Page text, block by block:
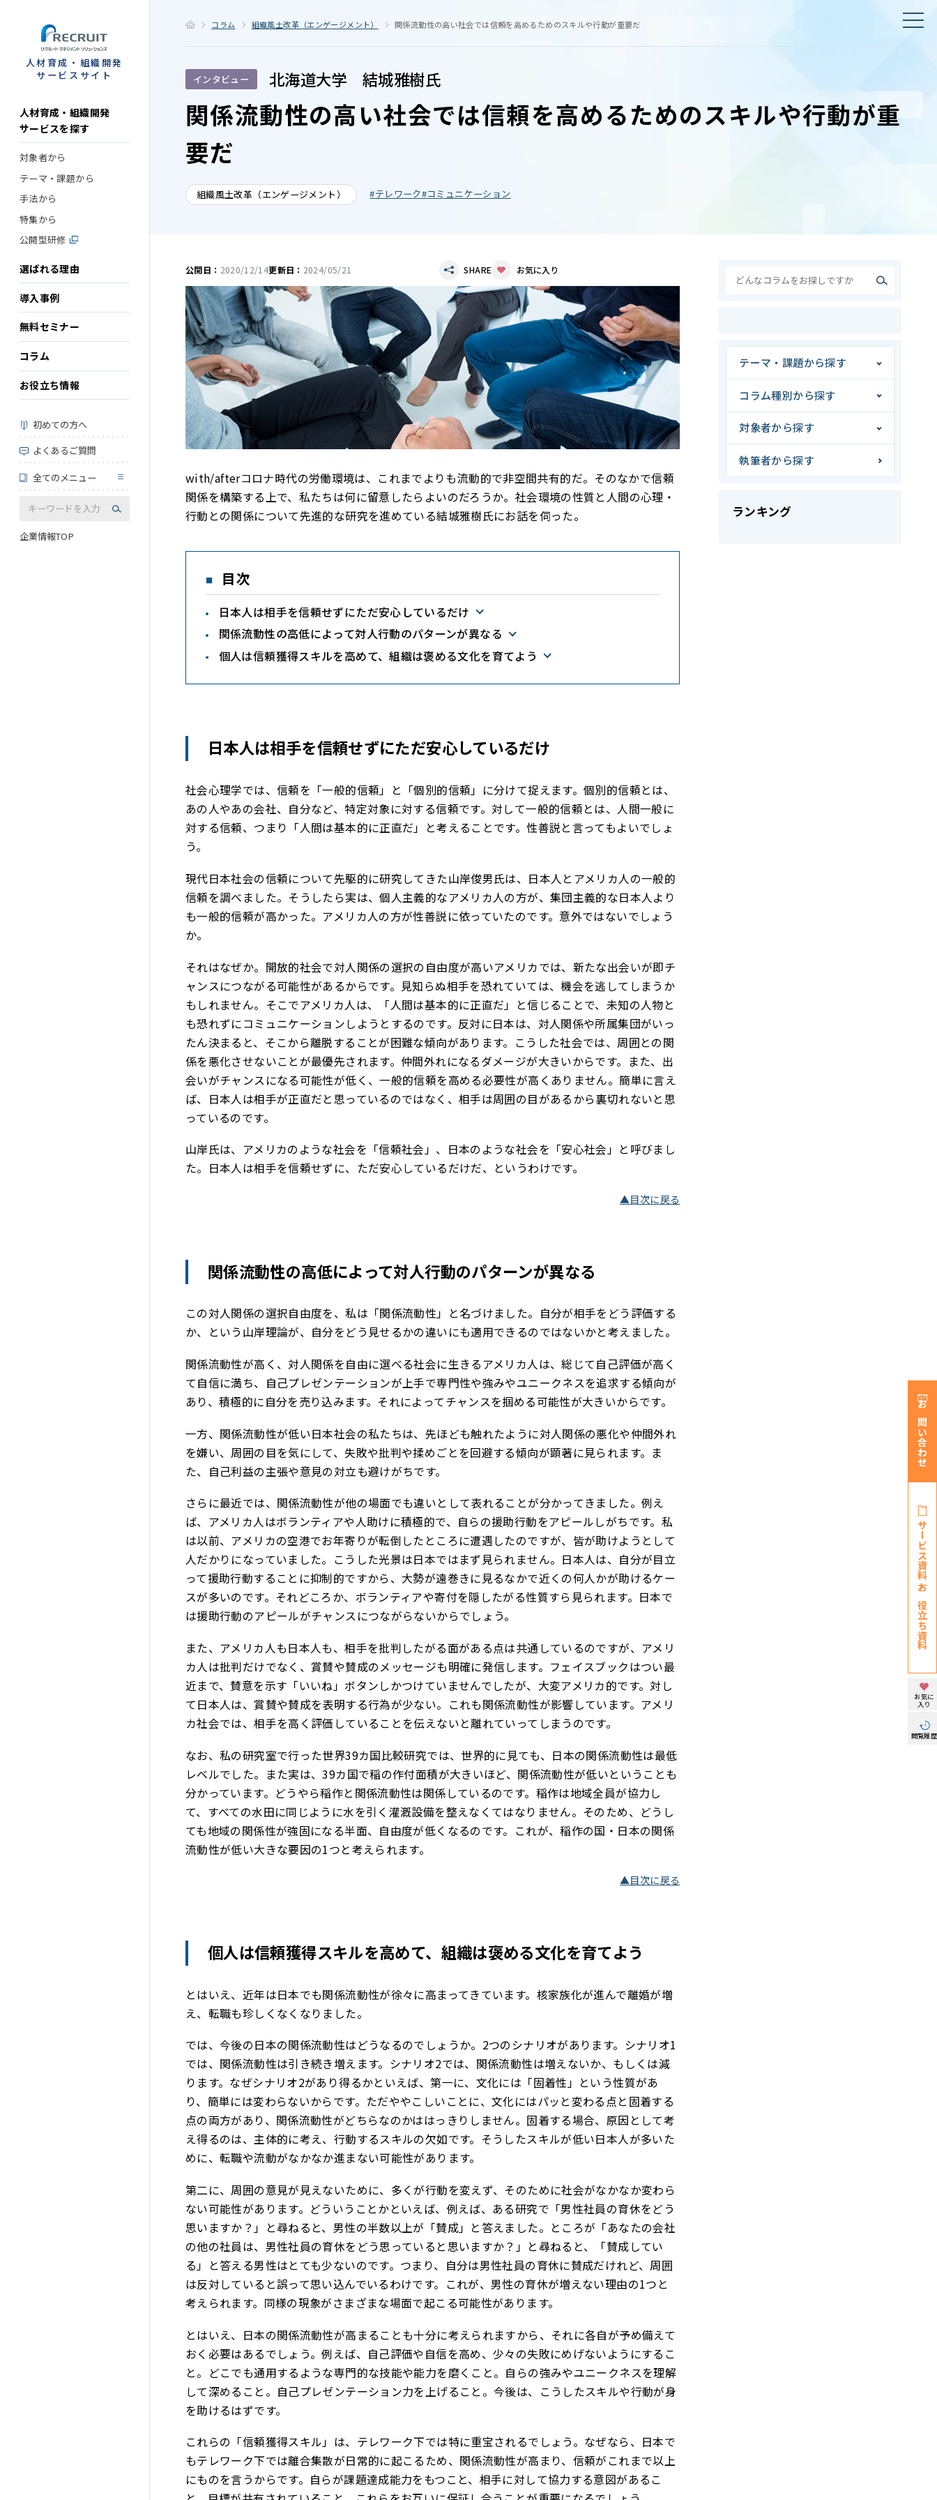
人材育成・組織開発
サービスサイト
人材育成・組織開発
サービスを探す
対象者から
テーマ・課題から
手法から
特集から
公開型研修
選ばれる理由
導入事例
無料セミナー
コラム
お役立ち情報
初めての方へ
よくあるご質問
全てのメニュー
企業情報TOP
コラム 組織風土改革（エンゲージメント） 関係流動性の高い社会では信頼を高めるためのスキルや行動が重要だ
インタビュー 北海道大学 結城雅樹氏
関係流動性の高い社会では信頼を高めるためのスキルや行動が重
要だ
組織風土改革（エンゲージメント） テレワーク コミュニケーション
公開日： 2020/12/14更新日： 2024/05/21 SHARE お気に入り
with/afterコロナ時代の労働環境は、これまでよりも流動的で非空間共有的だ。そのなかで信頼
関係を構築する上で、私たちは何に留意したらよいのだろうか。社会環境の性質と人間の心理・
行動との関係について先進的な研究を進めている結城雅樹氏にお話を伺った。
目次
日本人は相手を信頼せずにただ安心しているだけ
関係流動性の高低によって対人行動のパターンが異なる
個人は信頼獲得スキルを高めて、組織は褒める文化を育てよう
日本人は相手を信頼せずにただ安心しているだけ
社会心理学では、信頼を「一般的信頼」と「個別的信頼」に分けて捉えます。個別的信頼とは、
あの人やあの会社、自分など、特定対象に対する信頼です。対して一般的信頼とは、人間一般に
対する信頼、つまり「人間は基本的に正直だ」と考えることです。性善説と言ってもよいでしょ
う。
現代日本社会の信頼について先駆的に研究してきた山岸俊男氏は、日本人とアメリカ人の一般的
信頼を調べました。そうしたら実は、個人主義的なアメリカ人の方が、集団主義的な日本人より
も一般的信頼が高かった。アメリカ人の方が性善説に依っていたのです。意外ではないでしょう
か。
それはなぜか。開放的社会で対人関係の選択の自由度が高いアメリカでは、新たな出会いが即チ
ャンスにつながる可能性があるからです。見知らぬ相手を恐れていては、機会を逃してしまうか
もしれません。そこでアメリカ人は、「人間は基本的に正直だ」と信じることで、未知の人物と
も恐れずにコミュニケーションしようとするのです。反対に日本は、対人関係や所属集団がいっ
たん決まると、そこから離脱することが困難な傾向があります。こうした社会では、周囲との関
係を悪化させないことが最優先されます。仲間外れになるダメージが大きいからです。また、出
会いがチャンスになる可能性が低く、一般的信頼を高める必要性が高くありません。簡単に言え
ば、日本人は相手が正直だと思っているのではなく、相手は周囲の目があるから裏切れないと思
っているのです。
山岸氏は、アメリカのような社会を「信頼社会」、日本のような社会を「安心社会」と呼びまし
た。日本人は相手を信頼せずに、ただ安心しているだけだ、というわけです。
▲目次に戻る
関係流動性の高低によって対人行動のパターンが異なる
この対人関係の選択自由度を、私は「関係流動性」と名づけました。自分が相手をどう評価する
か、という山岸理論が、自分をどう見せるかの違いにも適用できるのではないかと考えました。
関係流動性が高く、対人関係を自由に選べる社会に生きるアメリカ人は、総じて自己評価が高く
て自信に満ち、自己プレゼンテーションが上手で専門性や強みやユニークネスを追求する傾向が
あり、積極的に自分を売り込みます。それによってチャンスを掴める可能性が大きいからです。
一方、関係流動性が低い日本社会の私たちは、先ほども触れたように対人関係の悪化や仲間外れ
を嫌い、周囲の目を気にして、失敗や批判や揉めごとを回避する傾向が顕著に見られます。ま
た、自己利益の主張や意見の対立も避けがちです。
さらに最近では、関係流動性が他の場面でも違いとして表れることが分かってきました。例え
ば、アメリカ人はボランティアや人助けに積極的で、自らの援助行動をアピールしがちです。私
は以前、アメリカの空港でお年寄りが転倒したところに遭遇したのですが、皆が助けようとして
人だかりになっていました。こうした光景は日本ではまず見られません。日本人は、自分が目立
って援助行動することに抑制的ですから、大勢が遠巻きに見るなかで近くの何人かが助けるケー
スが多いのです。それどころか、ボランティアや寄付を隠したがる性質すら見られます。日本で
は援助行動のアピールがチャンスにつながらないからでしょう。
また、アメリカ人も日本人も、相手を批判したがる面がある点は共通しているのですが、アメリ
カ人は批判だけでなく、賞賛や賛成のメッセージも明確に発信します。フェイスブックはつい最
近まで、賛意を示す「いいね」ボタンしかつけていませんでしたが、大変アメリカ的です。対し
て日本人は、賞賛や賛成を表明する行為が少ない。これも関係流動性が影響しています。アメリ
カ社会では、相手を高く評価していることを伝えないと離れていってしまうのです。
なお、私の研究室で行った世界39カ国比較研究では、世界的に見ても、日本の関係流動性は最低
レベルでした。また実は、39カ国で稲の作付面積が大きいほど、関係流動性が低いということも
分かっています。どうやら稲作と関係流動性は関係しているのです。稲作は地域全員が協力し
て、すべての水田に同じように水を引く灌漑設備を整えなくてはなりません。そのため、どうし
ても地域の関係性が強固になる半面、自由度が低くなるのです。これが、稲作の国・日本の関係
流動性が低い大きな要因の1つと考えられます。
▲目次に戻る
個人は信頼獲得スキルを高めて、組織は褒める文化を育てよう
とはいえ、近年は日本でも関係流動性が徐々に高まってきています。核家族化が進んで離婚が増
え、転職も珍しくなくなりました。
では、今後の日本の関係流動性はどうなるのでしょうか。2つのシナリオがあります。シナリオ1
では、関係流動性は引き続き増えます。シナリオ2では、関係流動性は増えないか、もしくは減
ります。なぜシナリオ2があり得るかといえば、第一に、文化には「固着性」という性質があ
り、簡単には変わらないからです。ただややこしいことに、文化にはパッと変わる点と固着する
点の両方があり、関係流動性がどちらなのかははっきりしません。固着する場合、原因として考
え得るのは、主体的に考え、行動するスキルの欠如です。そうしたスキルが低い日本人が多いた
めに、転職や流動がなかなか進まない可能性があります。
第二に、周囲の意見が見えないために、多くが行動を変えず、そのために社会がなかなか変わら
ない可能性があります。どういうことかといえば、例えば、ある研究で「男性社員の育休をどう
思いますか？」と尋ねると、男性の半数以上が「賛成」と答えました。ところが「あなたの会社
の他の社員は、男性社員の育休をどう思っていると思いますか？」と尋ねると、「賛成してい
る」と答える男性はとても少ないのです。つまり、自分は男性社員の育休に賛成だけれど、周囲
は反対していると誤って思い込んでいるわけです。これが、男性の育休が増えない理由の1つと
考えられます。同様の現象がさまざまな場面で起こる可能性があります。
とはいえ、日本の関係流動性が高まることも十分に考えられますから、それに各自が予め備えて
おく必要はあるでしょう。例えば、自己評価や自信を高め、少々の失敗にめげないようにするこ
と。どこでも通用するような専門的な技能や能力を磨くこと。自らの強みやユニークネスを理解
して深めること。自己プレゼンテーション力を上げること。今後は、こうしたスキルや行動が身
を助けるはずです。
これらの「信頼獲得スキル」は、テレワーク下では特に重宝されるでしょう。なぜなら、日本で
もテレワーク下では離合集散が日常的に起こるため、関係流動性が高まり、信頼がこれまで以上
にものを言うからです。自らが課題達成能力をもつこと、相手に対して協力する意図があるこ
テーマ・課題から探す
コラム種別から探す
対象者から探す
執筆者から探す
ランキング
お問い合わせ
サービス資料・
お役立ち資料
お気に
入り
閲覧履歴